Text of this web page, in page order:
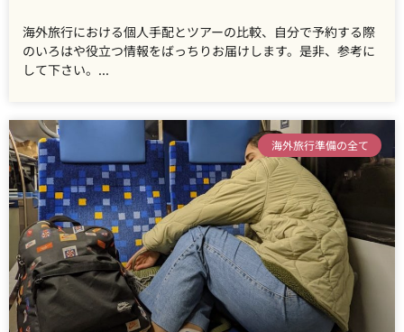
海外旅行における個人手配とツアーの比較、自分で予約する際
のいろはや役立つ情報をばっちりお届けします。是非、参考に
して下さい。
海外旅行準備の全て